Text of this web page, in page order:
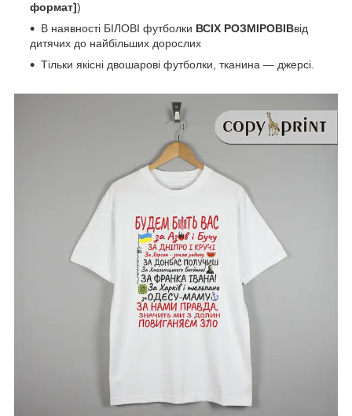
формат])
В наявності БІЛОВІ футболки ВСІХ РОЗМІРОВІВвід
дитячих до найбільших дорослих
Тільки якісні двошарові футболки, тканина — джерсі.